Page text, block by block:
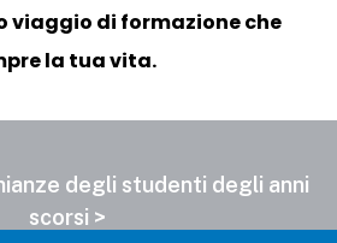
viaggio di formazione che
la tua vita.
degli studenti degli anni
scorsi >